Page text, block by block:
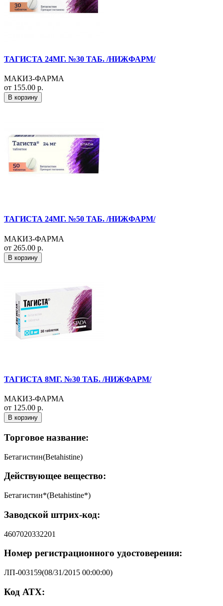
ТАГИСТА 24МГ. №30 ТАБ. /НИЖФАРМ/
МАКИЗ-ФАРМА
от 155.00 р.
В корзину
ТАГИСТА 24МГ. №50 ТАБ. /НИЖФАРМ/
МАКИЗ-ФАРМА
от 265.00 р.
В корзину
ТАГИСТА 8МГ. №30 ТАБ. /НИЖФАРМ/
МАКИЗ-ФАРМА
от 125.00 р.
В корзину
Торговое название:
Бетагистин(Betahistine)
Действующее вещество:
Бетагистин*(Betahistine*)
Заводской штрих-код:
4607020332201
Номер регистрационного удостоверения:
ЛП-003159(08/31/2015 00:00:00)
Код АТХ: